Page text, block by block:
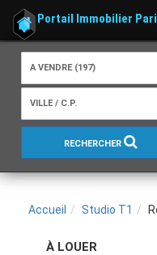
Portail Immobilier
A VENDRE (197)
VILLE / C.P.
RECHERCHER
Accueil Studio T1
À LOUER